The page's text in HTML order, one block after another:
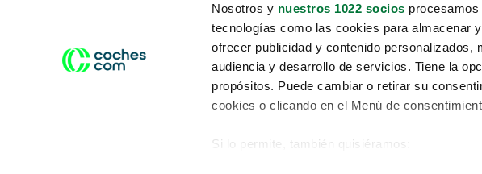
Nosotros y nuestros 1022 socios
tecnologías como las cookies para almacenar
ofrecer publicidad y contenido personalizados,
audiencia y desarrollo de servicios. Tiene la
propósitos. Puede cambiar o retirar su
cookies o clicando en el Menú de
Si lo permite, también quisiéramos:
Conduce tu futuro,
desata tu movilidad